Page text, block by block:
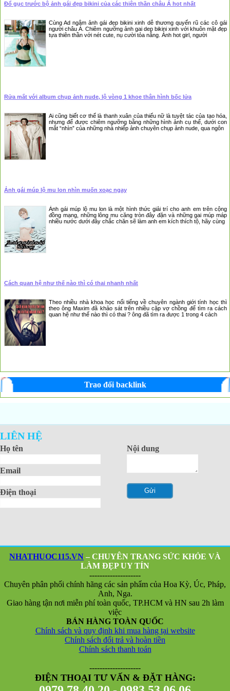
Đổ gục trước bộ ảnh gái đẹp bikini của các thiên thần châu Á hot nhất
Cùng Ad ngắm ảnh gái đẹp bikini xinh dễ thương quyến rũ các cô gái
người châu Á. Chiêm ngưỡng ảnh gai dep bikini xinh với khuôn mặt đẹp
tựa thiên thần với nét cute, nụ cười tỏa nắng. Ảnh hot girl, người
Rửa mắt với album chụp ảnh nude, lộ vòng 1 khoe thân hình bốc lửa
Ai cũng biết cơ thể là thanh xuân của thiếu nữ là tuyệt tác của tạo hóa,
nhưng để được chiêm ngưỡng bằng những hình ảnh cụ thể, dưới con
mắt “nhìn” của những nhà nhiếp ảnh chuyên chụp ảnh nude, qua ngôn
Ảnh gái múp lộ mu lon nhìn muốn xoạc ngay
Ảnh gái múp lộ mu lon là một hình thức giải trí cho anh em trên cộng
đồng mạng, những lông mu căng tròn đây đặn và những gai múp máp
nhiều nước dưới đây chắc chăn sẽ làm anh em kích thích tộ, hãy cùng
Cách quan hệ như thế nào thì có thai nhanh nhất
Theo nhiều nhà khoa học nổi tiếng về chuyên ngành giới tính học thì
theo ông Maxim đã khảo sát trên nhiều cặp vợ chồng để tìm ra cách
quan hệ như thế nào thì có thai ? ông đã tìm ra được 1 trong 4 cách
Trao đổi backlink
LIÊN HỆ
Họ tên
Email
Điện thoại
Nội dung
NHATHUOC115.VN – CHUYÊN TRANG SỨC KHỎE VÀ
LÀM ĐẸP UY TÍN
--------------------
Chuyên phân phối chính hãng các sản phẩm của Hoa Kỳ, Úc, Pháp,
Anh, Nga.
Giao hàng tận nơi miễn phí toàn quốc, TP.HCM và HN sau 2h làm
việc
BÁN HÀNG TOÀN QUỐC
Chính sách và quy định khi mua hàng tại website
Chính sách đổi trả và hoàn tiền
Chính sách thanh toán
--------------------
ĐIỆN THOẠI TƯ VẤN & ĐẶT HÀNG: